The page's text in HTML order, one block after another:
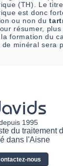
(TH). Le titre
est donc
ou non du
résumer,
formation du
minéral sera
1995
du traitement
dans l'Aisne
nous